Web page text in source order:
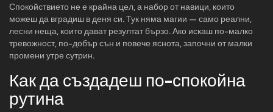
Спокойствието не е крайна цел, а набор от навици, които
можеш да вградиш в деня си. Тук няма магии — само реални,
лесни неща, които дават резултат бързо. Ако искаш по-малко
тревожност, по-добър сън и повече яснота, започни от малки
промени утре сутрин.
Как да създадеш по-спокойна
рутина